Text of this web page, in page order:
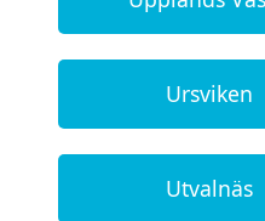
Ursviken
Utvalnäs